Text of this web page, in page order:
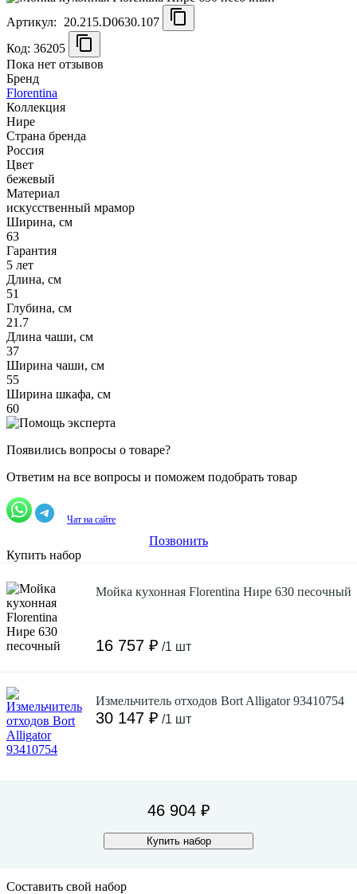
Артикул:
20.215.D0630.107
Код: 36205
Пока нет отзывов
Бренд
Florentina
Коллекция
Нире
Страна бренда
Россия
Цвет
бежевый
Материал
искусственный мрамор
Ширина, см
63
Гарантия
5 лет
Длина, см
51
Глубина, см
21.7
Длина чаши, см
37
Ширина чаши, см
55
Ширина шкафа, см
60
Появились вопросы о товаре?
Ответим на все вопросы и поможем подобрать товар
Чат на сайте
Позвонить
Купить набор
Мойка кухонная Florentina Нире 630 песочный
16 757 ₽ /1 шт
Измельчитель отходов Bort Alligator 93410754
30 147 ₽ /1 шт
46 904 ₽
Купить набор
Составить свой набор